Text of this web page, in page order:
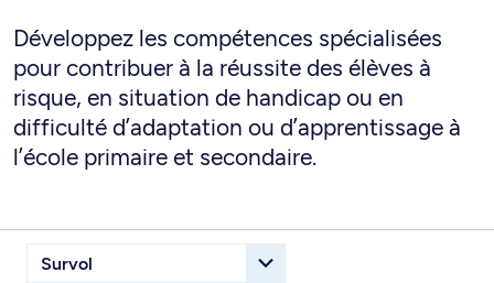
Développez les compétences spécialisées
pour contribuer à la réussite des élèves à
risque, en situation de handicap ou en
difficulté d’adaptation ou d’apprentissage à
l’école primaire et secondaire.